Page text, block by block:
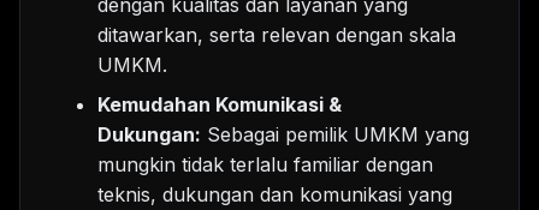
ditawarkan, serta relevan dengan skala
UMKM.
Kemudahan Komunikasi &
Dukungan: Sebagai pemilik UMKM yang
mungkin tidak terlalu familiar dengan
teknis, dukungan dan komunikasi yang